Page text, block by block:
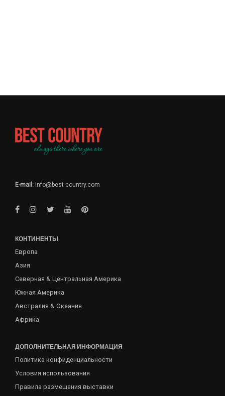
E-mail: info@best-country.com
КОНТИНЕНТЫ
Европа
Азия
Северная & Центральная Америка
Южная Америка
Австралия & Океания
Африка
ДОПОЛНИТЕЛЬНАЯ ИНФОРМАЦИЯ
Политика конфиденциальности
Условия использования
Правила размещения выставки